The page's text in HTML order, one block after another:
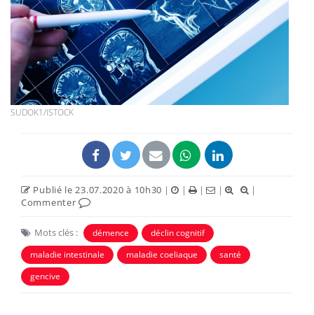
SUDOK1/ISTOCK
Publié le 23.07.2020 à 10h30 | | | |
|
Commenter
Mots clés : démence
déclin cognitif
maladie intestinale
maladie coeliaque
santé
gencive